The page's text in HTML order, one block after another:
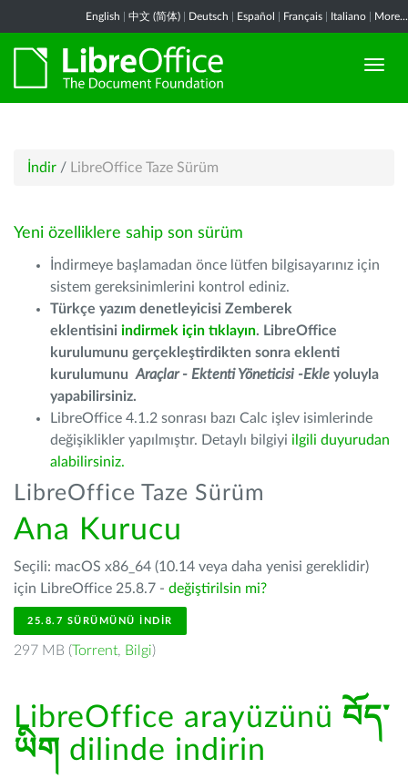
English 中文 (简体) Deutsch Español Français Italiano More...
İndir / LibreOffice Taze Sürüm
Yeni özelliklere sahip son sürüm
İndirmeye başlamadan önce lütfen bilgisayarınız için
sistem gereksinimlerini kontrol ediniz.
Türkçe yazım denetleyicisi Zemberek
eklentisini indirmek için tıklayın. LibreOffice
kurulumunu gerçekleştirdikten sonra eklenti
kurulumunu Araçlar - Ektenti Yöneticisi -Ekle yoluyla
yapabilirsiniz.
LibreOffice 4.1.2 sonrası bazı Calc işlev isimlerinde
değişiklikler yapılmıştır. Detaylı bilgiyi ilgili duyurudan
alabilirsiniz.
LibreOffice Taze Sürüm
Ana Kurucu
Seçili: macOS x86_64 (10.14 veya daha yenisi gereklidir)
için LibreOffice 25.8.7 - değiştirilsin mi?
25.8.7 SÜRÜMÜNÜ İNDIR
297 MB (Torrent, Bilgi)
LibreOffice arayüzünü བོད་
ཡིག dilinde indirin